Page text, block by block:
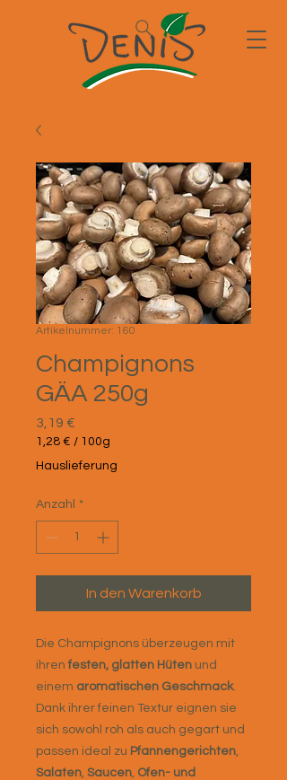
Artikelnummer: 160
Champignons
GÄA 250g
3,19 €
1,28 € / 100g
1,28 €
Gramm
Hauslieferung
Anzahl *
In den Warenkorb
Die Champignons überzeugen mit
ihrenfesten, glatten Hüten und
einem aromatischen Geschmack.
Dank ihrer feinen Textur eignen sie
sich sowohl roh als auch gegart und
passen ideal zu Pfannengerichten,
Salaten, Saucen, Ofen- und